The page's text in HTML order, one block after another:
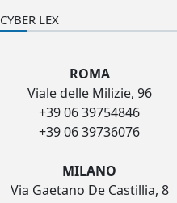
CYBER LEX
ROMA
Viale delle Milizie, 96
+39 06 39754846
+39 06 39736076
MILANO
Via Gaetano De Castillia, 8